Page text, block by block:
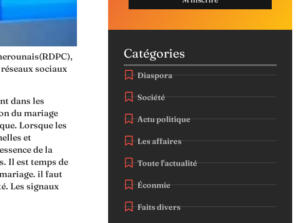
sociaux
dans les
du mariage
Lorsque les
et
de la
Il est temps de
il faut
Les signaux
Catégories
Diaspora
Société
Actu politique
Les affaires
Toute l'actualité
Éconmie
Faits divers